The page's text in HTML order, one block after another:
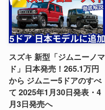
スズキ 新型「ジムニーノマ
ド」日本発売！265.1万円
から ジムニー5ドアのすべ
て 2025年1月30日発表・4
月3日発売へ